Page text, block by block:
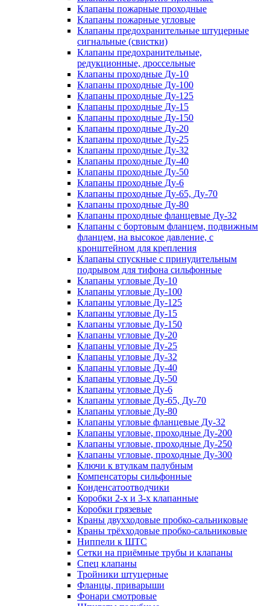
Клапаны пожарные проходные
Клапаны пожарные угловые
Клапаны предохранительные штуцерные
сигнальные (свистки)
Клапаны предохранительные,
редукционные, дроссельные
Клапаны проходные Ду-10
Клапаны проходные Ду-100
Клапаны проходные Ду-125
Клапаны проходные Ду-15
Клапаны проходные Ду-150
Клапаны проходные Ду-20
Клапаны проходные Ду-25
Клапаны проходные Ду-32
Клапаны проходные Ду-40
Клапаны проходные Ду-50
Клапаны проходные Ду-6
Клапаны проходные Ду-65, Ду-70
Клапаны проходные Ду-80
Клапаны проходные фланцевые Ду-32
Клапаны с бортовым фланцем, подвижным
фланцем, на высокое давление, с
кронштейном для крепления
Клапаны спускные с принудительным
подрывом для тифона сильфонные
Клапаны угловые Ду-10
Клапаны угловые Ду-100
Клапаны угловые Ду-125
Клапаны угловые Ду-15
Клапаны угловые Ду-150
Клапаны угловые Ду-20
Клапаны угловые Ду-25
Клапаны угловые Ду-32
Клапаны угловые Ду-40
Клапаны угловые Ду-50
Клапаны угловые Ду-6
Клапаны угловые Ду-65, Ду-70
Клапаны угловые Ду-80
Клапаны угловые фланцевые Ду-32
Клапаны угловые, проходные Ду-200
Клапаны угловые, проходные Ду-250
Клапаны угловые, проходные Ду-300
Ключи к втулкам палубным
Компенсаторы сильфонные
Конденсатоотводчики
Коробки 2-х и 3-х клапанные
Коробки грязевые
Краны двухходовые пробко-сальниковые
Краны трёхходовые пробко-сальниковые
Ниппели к ШТС
Сетки на приёмные трубы и клапаны
Спец клапаны
Тройники штуцерные
Фланцы, приварыши
Фонари смотровые